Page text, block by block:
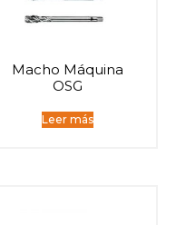
Macho Máquina
OSG
Leer más